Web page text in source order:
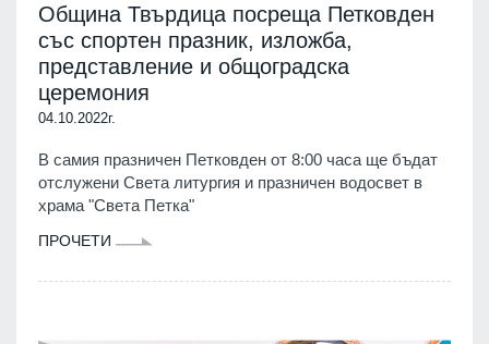
Община Твърдица посреща Петковден
със спортен празник, изложба,
представление и общоградска
церемония
04.10.2022г.
В самия празничен Петковден от 8:00 часа ще бъдат
отслужени Света литургия и празничен водосвет в
храма "Света Петка"
ПРОЧЕТИ